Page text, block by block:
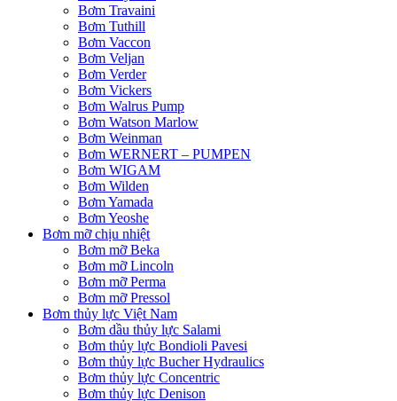
Bơm Travaini
Bơm Tuthill
Bơm Vaccon
Bơm Veljan
Bơm Verder
Bơm Vickers
Bơm Walrus Pump
Bơm Watson Marlow
Bơm Weinman
Bơm WERNERT – PUMPEN
Bơm WIGAM
Bơm Wilden
Bơm Yamada
Bơm Yeoshe
Bơm mỡ chịu nhiệt
Bơm mỡ Beka
Bơm mỡ Lincoln
Bơm mỡ Perma
Bơm mỡ Pressol
Bơm thủy lực Việt Nam
Bơm dầu thủy lực Salami
Bơm thủy lực Bondioli Pavesi
Bơm thủy lực Bucher Hydraulics
Bơm thủy lực Concentric
Bơm thủy lực Denison